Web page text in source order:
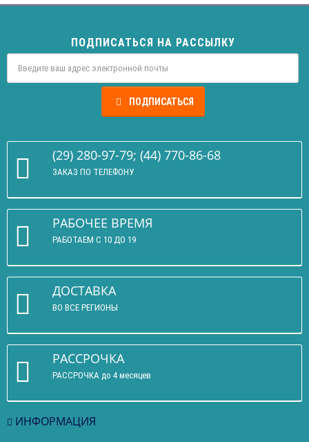
ПОДПИСАТЬСЯ НА РАССЫЛКУ
ПОДПИСАТЬСЯ
(29) 280-97-79; (44) 770-86-68
ЗАКАЗ ПО ТЕЛЕФОНУ
РАБОЧЕЕ ВРЕМЯ
РАБОТАЕМ С 10 ДО 19
ДОСТАВКА
ВО ВСЕ РЕГИОНЫ
РАССРОЧКА
РАССРОЧКА до 4 месяцев
ИНФОРМАЦИЯ